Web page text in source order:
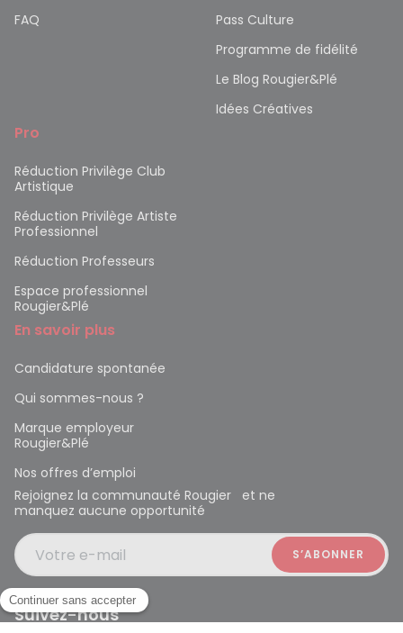
FAQ
Pass Culture
Programme de fidélité
Le Blog Rougier&Plé
Idées Créatives
Pro
Réduction Privilège Club
Artistique
Réduction Privilège Artiste
Professionnel
Réduction Professeurs
Espace professionnel
Rougier&Plé
En savoir plus
Candidature spontanée
Qui sommes-nous ?
Marque employeur
Rougier&Plé
Nos offres d’emploi
Rejoignez la communauté Rougier et ne
manquez aucune opportunité
Votre e-mail
Suivez-nous